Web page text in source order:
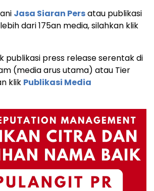
Jasa Siaran Persatau publikasi
dari 175an media, silahkan klik
publikasi press release serentak di
(media arus utama) atau Tier
klik Publikasi Media